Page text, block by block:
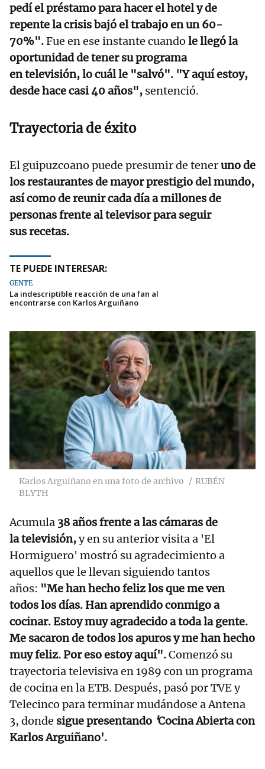
pedí el préstamo para hacer el hotel y de
repente la crisis bajó el trabajo en un 60-
70%".Fue en ese instante cuando le llegó la
oportunidad de tener su programa
en televisión, lo cuál le "salvó". "Y aquí estoy,
desde hace casi 40 años", sentenció.
Trayectoria de éxito
El guipuzcoano puede presumir de teneruno de
los restaurantes de mayor prestigio del mundo,
así como de reunir cada día a millones de
personas frente al televisor para seguir
sus recetas.
TE PUEDE INTERESAR:
GENTE
La indescriptible reacción de una fan al
encontrarse con Karlos Arguiñano
Karlos Arguiñano en una foto de archivo
RUBÉN
BLYTH
Acumula 38 años frente a las cámaras de
la televisión,y en su anterior visita a 'El
Hormiguero' mostró su agradecimiento a
aquellos que le llevan siguiendo tantos
años: "Me han hecho feliz los que me ven
todos los días. Han aprendido conmigo a
cocinar. Estoy muy agradecido a toda la gente.
Me sacaron de todos los apuros y me han hecho
muy feliz. Por eso estoy aquí".Comenzó su
trayectoria televisiva en 1989 con un programa
de cocina en la ETB. Después, pasó por TVE y
Telecinco para terminar mudándose a Antena
3, donde sigue presentando 'Cocina Abierta con
Karlos Arguiñano'.